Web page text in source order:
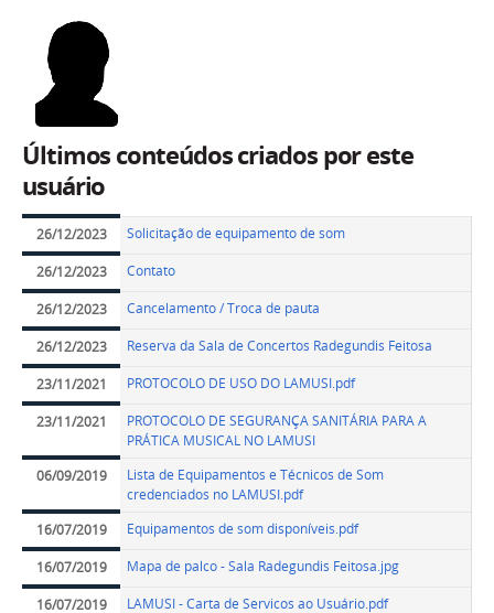
Últimos conteúdos criados por este
usuário
26/12/2023 Solicitação de equipamento de som
26/12/2023 Contato
26/12/2023 Cancelamento / Troca de pauta
26/12/2023 Reserva da Sala de Concertos Radegundis Feitosa
23/11/2021 PROTOCOLO DE USO DO LAMUSI.pdf
23/11/2021
PROTOCOLO DE SEGURANÇA SANITÁRIA PARA A
PRÁTICA MUSICAL NO LAMUSI
06/09/2019
Lista de Equipamentos e Técnicos de Som
credenciados no LAMUSI.pdf
16/07/2019
Equipamentos de som disponíveis.pdf
16/07/2019 Mapa de palco - Sala Radegundis Feitosa.jpg
16/07/2019 LAMUSI - Carta de Servicos ao Usuário.pdf